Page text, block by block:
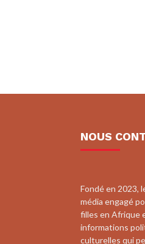
NOUS
Fondé en 2023,
média engagé
filles en Afrique
informations
culturelles qui